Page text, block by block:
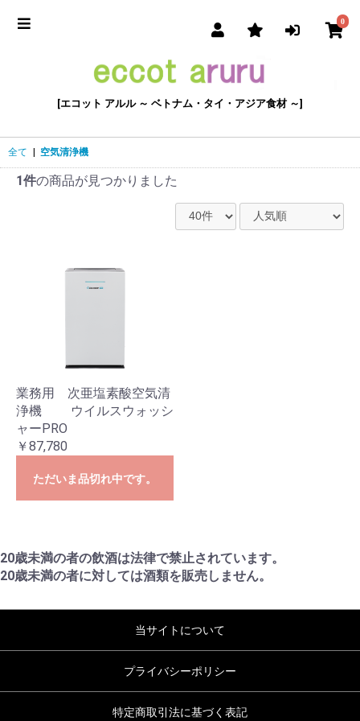
0
[エコット アルル ～ ベトナム・タイ・アジア食材 ～]
全て 空気清浄機
1件の商品が見つかりました
業務用 次亜塩素酸空気清
浄機 ウイルスウォッシ
ャーPRO
￥87,780
ただいま品切れ中です。
お買い物を続ける
20歳未満の者の飲酒は法律で禁止されています。
20歳未満の者に対しては酒類を販売しません。
当サイトについて
プライバシーポリシー
特定商取引法に基づく表記